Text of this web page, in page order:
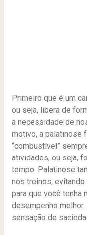
Primeiro que é um
ou seja, libera de
a necessidade de
motivo, a palatinose
“combustível”
atividades, ou seja,
tempo. Palatinose
nos treinos, evitando
para que você tenha
desempenho
sensação de